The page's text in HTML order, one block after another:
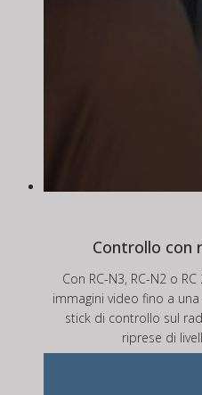
Controllo con
Con RC-N3, RC-N2 o
immagini video fino a
stick di controllo sul
riprese di